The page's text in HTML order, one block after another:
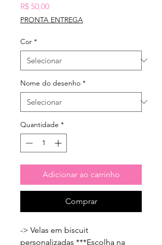
R$ 50,00Preço
PRONTA ENTREGA
Cor *
Nome do desenho *
Quantidade *
Adicionar ao carrinho
Comprar
-> Velas em biscuit
personalizadas ***Escolha na